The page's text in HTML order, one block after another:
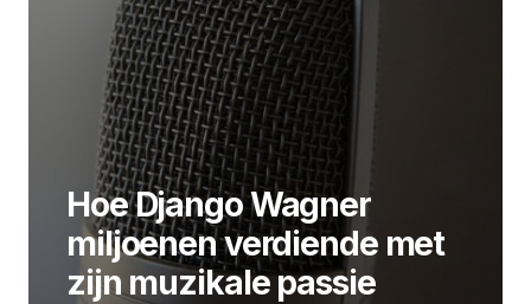
Hoe Django Wagner
miljoenen verdiende met
zijn muzikale passie